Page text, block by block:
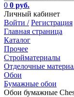
0 0 руб.
Личный кабинет
Войти / Регистрация
Главная страница
Каталог
Прочее
Стройматериалы
Отделочные
Обои
Бумажные обои
Обои бумажные